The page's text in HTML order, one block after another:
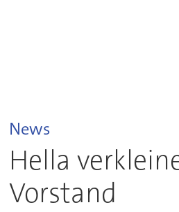
News
Hella
Vorstand